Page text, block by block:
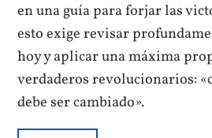
en una guía para forjar las
esto exige revisar
hoy y aplicar una máxima
verdaderos revolucionarios:
debe ser cambiado».